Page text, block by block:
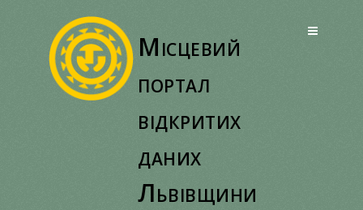
Місцевий
портал
відкритих
даних
Львівщини